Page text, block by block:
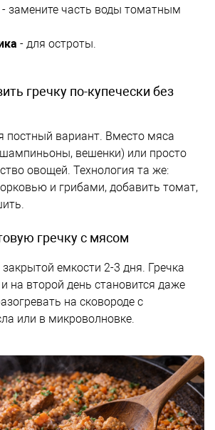
- замените часть воды томатным
- для остроты.
гречку по-купечески без
постный вариант. Вместо мяса
вешенки) или просто
овощей. Технология та же:
и грибами, добавить томат,
гречку с мясом
емкости 2-3 дня. Гречка
на второй день становится даже
на сковороде с
или в микроволновке.